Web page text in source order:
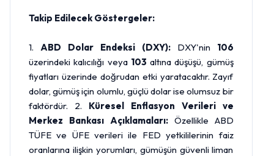
Takip Edilecek Göstergeler:
1. ABD Dolar Endeksi (DXY):DXY'nin 106
üzerindeki kalıcılığı veya 103 altına düşüşü, gümüş
fiyatları üzerinde doğrudan etki yaratacaktır. Zayıf
dolar, gümüş için olumlu, güçlü dolar ise olumsuz bir
faktördür. 2. Küresel Enflasyon Verileri ve
Merkez Bankası Açıklamaları:Özellikle ABD
TÜFE ve ÜFE verileri ile FED yetkililerinin faiz
oranlarına ilişkin yorumları, gümüşün güvenli liman